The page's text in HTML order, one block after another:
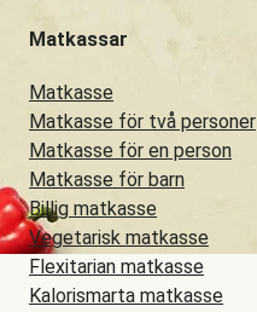
Matkassar
Matkasse
Matkasse för två personer
Matkasse för en person
Matkasse för barn
Billig matkasse
Vegetarisk matkasse
Flexitarian matkasse
Kalorismarta matkasse